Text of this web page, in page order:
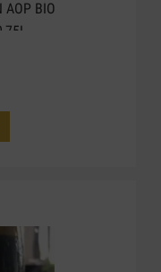
AOP BIO